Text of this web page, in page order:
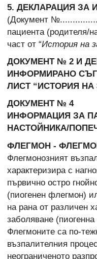
5. ДЕКЛАРАЦИЯ ЗА
(Документ
пациента (родителя/
част от “История на
ДОКУМЕНТ № 2 И
ИНФОРМИРАНО
ЛИСТ “ИСТОРИЯ
ДОКУМЕНТ № 4
ИНФОРМАЦИЯ ЗА
НАСТОЙНИКА/
ФЛЕГМОН -
Флегмонозният
характеризира с
първично остро
(пиогенен флегмон)
на рана от различен
заболяване
Флегмоните са по-
възпалителния
неограниченото